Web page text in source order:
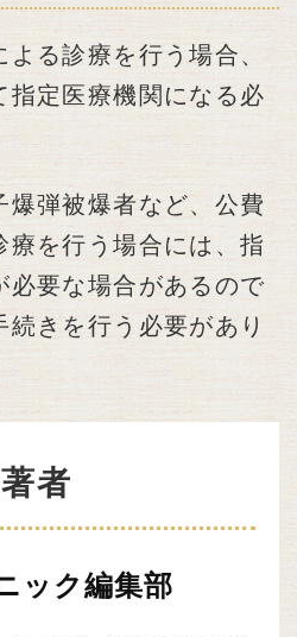
る診療を行う場合、
指定医療機関になる必
爆弾被爆者など、公費
療を行う場合には、指
必要な場合があるので
きを行う必要があり
者
ック編集部